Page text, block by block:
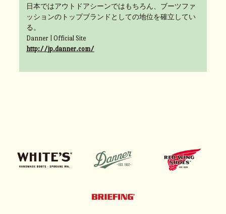
日本ではアウトドアシーンではもちろん、ブーツファ
ッションのトップブランドとしての地位を確立してい
る。
Danner | Official Site
http://jp.danner.com/